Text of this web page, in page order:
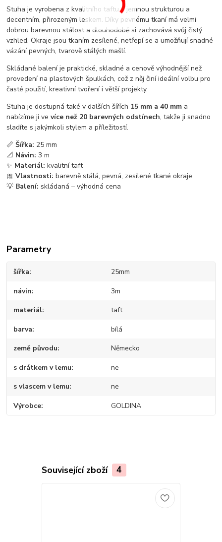
Stuha je vyrobena z kvalitního taftu s jemnou strukturou a
decentním, přirozeným leskem. Díky pevnému tkaní má velmi
dobrou barevnou stálost a dlouhodobě si zachovává svůj čistý
vzhled. Okraje jsou tkaním zesílené, netřepí se a umožňují snadné
vázání pevných, tvarově stálých mašlí.
Skládané balení je praktické, skladné a cenově výhodnější než
provedení na plastových špulkách, což z něj činí ideální volbu pro
časté použití, kreativní tvoření i větší projekty.
Stuha je dostupná také v dalších šířích 15 mm a 40 mm a
nabízíme ji vevíce než 20 barevných odstínech, takže ji snadno
sladíte s jakýmkoli stylem a příležitostí.
📏Šířka: 25 mm
📐 Návin: 3 m
✨ Materiál: kvalitní taft
🎀Vlastnosti: barevně stálá, pevná, zesílené tkané okraje
💡 Balení: skládaná – výhodná cena
Parametry
šířka 25mm
návin 3m
materiál taft
barva bílá
země původu Německo
s drátkem v lemu ne
s vlascem v lemu ne
Výrobce GOLDINA
Související zboží 4